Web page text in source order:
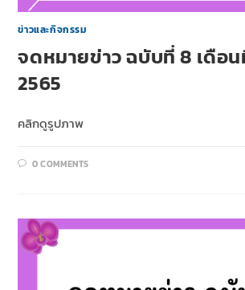
ข่าวและกิจกรรม
จดหมายข่าว ฉบับที่ 8 เดือ
2565
คลิกดูรูปภาพ
0 COMMENTS